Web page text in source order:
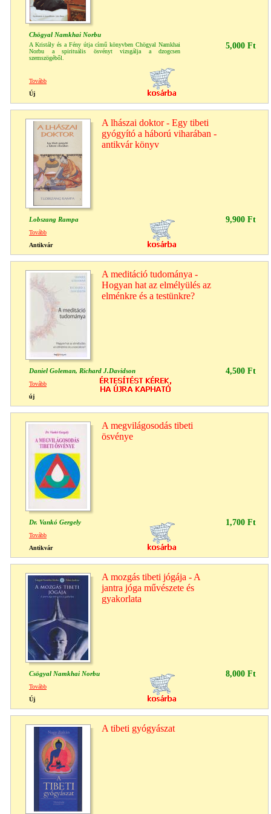
Chögyal Namkhai Norbu
A Kristály és a Fény útja című könyvben Chögyal Namkhai
Norbu a spirituális ösvényt vizsgálja a dzogcsen
szemszögéből.
5,000 Ft
Tovább
Új
A lhászai doktor - Egy tibeti
gyógyító a háború viharában -
antikvár könyv
Lobszang Rampa 9,900 Ft
Tovább
Antikvár
A meditáció tudománya -
Hogyan hat az elmélyülés az
elménkre és a testünkre?
Daniel Goleman, Richard J.Davidson 4,500 Ft
Tovább
új
A megvilágosodás tibeti
ösvénye
Dr. Vankó Gergely 1,700 Ft
Tovább
Antikvár
A mozgás tibeti jógája - A
jantra jóga művészete és
gyakorlata
Csögyal Namkhai Norbu 8,000 Ft
Tovább
Új
A tibeti gyógyászat